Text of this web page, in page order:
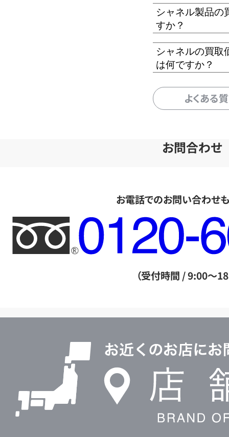
シャネル製品の
すか？
シャネルの買取
は何ですか？
よくある
お問合わせ
お電話でのお問い合わせ
フ
リ
ー
ル
（受付時間 / 9:00～